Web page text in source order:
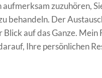
zuzuhören,
behandeln. Der
auf das Ganze. Mein
Ihre persönlichen